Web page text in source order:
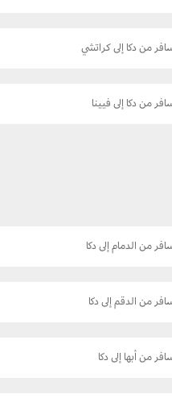
من دكا إلى كراتشي
من دكا إلى فيينا
من الدمام إلى دكا
من الدقم إلى دكا
من أبها إلى دكا